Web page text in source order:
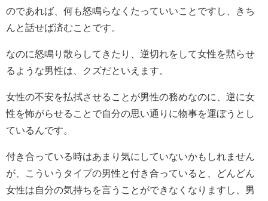
のであれば、何も怒鳴らなくたっていいことですし、きち
んと話せば済むことです。
なのに怒鳴り散らしてきたり、逆切れをして女性を黙らせ
るような男性は、クズだといえます。
女性の不安を払拭させることが男性の務めなのに、逆に女
性を怖がらせることで自分の思い通りに物事を運ぼうとし
ているんです。
付き合っている時はあまり気にしていないかもしれません
が、こういうタイプの男性と付き合っていると、どんどん
女性は自分の気持ちを言うことができなくなりますし、男